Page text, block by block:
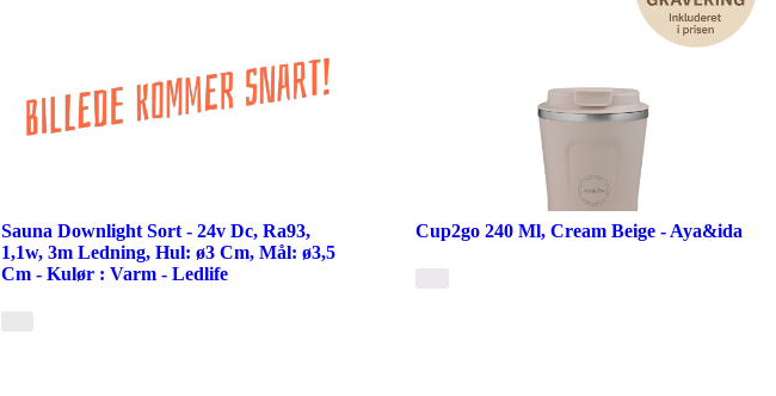
Sauna Downlight Sort - 24v Dc, Ra93,
1,1w, 3m Ledning, Hul: ø3 Cm, Mål: ø3,5
Cm - Kulør : Varm - Ledlife
Cup2go 240 Ml, Cream Beige - Aya&ida